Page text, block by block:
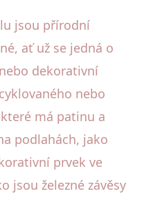
jsou přírodní
ať už se jedná o
dekorativní
nebo
má patinu a
podlahách, jako
prvek ve
jsou železné závěsy